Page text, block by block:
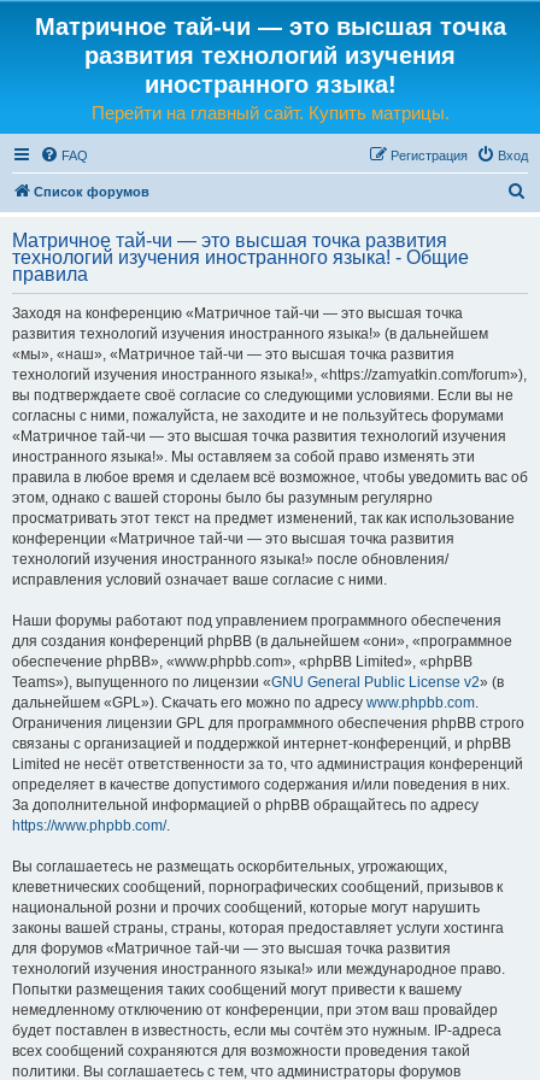
Матричное тай-чи — это высшая точка
развития технологий изучения
иностранного языка!
Перейти на главный сайт. Купить матрицы.
FAQ Вход
Регистрация
Список форумов
Матричное тай-чи — это высшая точка развития
технологий изучения иностранного языка! - Общие
правила
Заходя на конференцию «Матричное тай-чи — это высшая точка
развития технологий изучения иностранного языка!» (в дальнейшем
«мы», «наш», «Матричное тай-чи — это высшая точка развития
технологий изучения иностранного языка!», «https://zamyatkin.com/forum»),
вы подтверждаете своё согласие со следующими условиями. Если вы не
согласны с ними, пожалуйста, не заходите и не пользуйтесь форумами
«Матричное тай-чи — это высшая точка развития технологий изучения
иностранного языка!». Мы оставляем за собой право изменять эти
правила в любое время и сделаем всё возможное, чтобы уведомить вас об
этом, однако с вашей стороны было бы разумным регулярно
просматривать этот текст на предмет изменений, так как использование
конференции «Матричное тай-чи — это высшая точка развития
технологий изучения иностранного языка!» после обновления/
исправления условий означает ваше согласие с ними.
Наши форумы работают под управлением программного обеспечения
для создания конференций phpBB (в дальнейшем «они», «программное
обеспечение phpBB», «www.phpbb.com», «phpBB Limited», «phpBB
Teams»), выпущенного по лицензии «GNU General Public License v2» (в
дальнейшем «GPL»). Скачать его можно по адресу www.phpbb.com.
Ограничения лицензии GPL для программного обеспечения phpBB строго
связаны с организацией и поддержкой интернет-конференций, и phpBB
Limited не несёт ответственности за то, что администрация конференций
определяет в качестве допустимого содержания и/или поведения в них.
За дополнительной информацией о phpBB обращайтесь по адресу
https://www.phpbb.com/.
Вы соглашаетесь не размещать оскорбительных, угрожающих,
клеветнических сообщений, порнографических сообщений, призывов к
национальной розни и прочих сообщений, которые могут нарушить
законы вашей страны, страны, которая предоставляет услуги хостинга
для форумов «Матричное тай-чи — это высшая точка развития
технологий изучения иностранного языка!» или международное право.
Попытки размещения таких сообщений могут привести к вашему
немедленному отключению от конференции, при этом ваш провайдер
будет поставлен в известность, если мы сочтём это нужным. IP-адреса
всех сообщений сохраняются для возможности проведения такой
политики. Вы соглашаетесь с тем, что администраторы форумов